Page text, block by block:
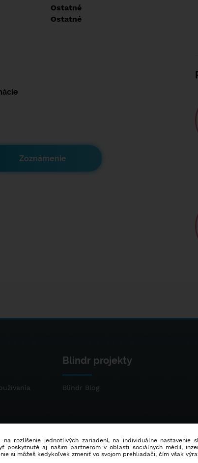
Ostatné
Ostatné
Zoznámenie
Blindr projekty
Blindr Blog
rozlíšenie jednotlivých zariadení, na individuálne
poskytnuté aj našim partnerom v oblasti sociálnych médií,
si môžeš kedykoľvek zmeniť vo svojom prehliadači, čím však